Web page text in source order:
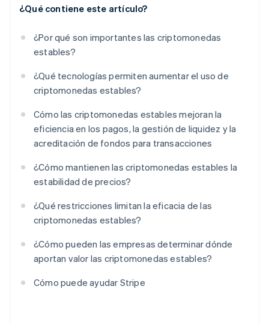
¿Qué contiene este artículo?
¿Por qué son importantes las criptomonedas
estables?
¿Qué tecnologías permiten aumentar el uso de
criptomonedas estables?
Cómo las criptomonedas estables mejoran la
eficiencia en los pagos, la gestión de liquidez y la
acreditación de fondos para transacciones
¿Cómo mantienen las criptomonedas estables la
estabilidad de precios?
¿Qué restricciones limitan la eficacia de las
criptomonedas estables?
¿Cómo pueden las empresas determinar dónde
aportan valor las criptomonedas estables?
Cómo puede ayudar Stripe